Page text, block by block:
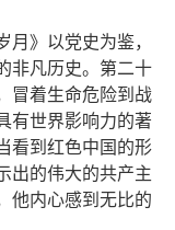
月》以党史为鉴，
非凡历史。第二十
冒着生命危险到战
有世界影响力的著
看到红色中国的形
出的伟大的共产主
他内心感到无比的